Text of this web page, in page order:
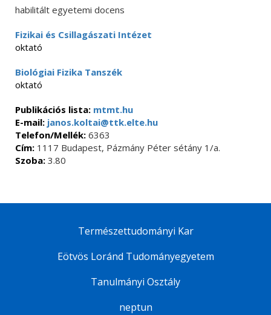
habilitált egyetemi docens
Fizikai és Csillagászati Intézet
oktató
Biológiai Fizika Tanszék
oktató
Publikációs lista: mtmt.hu
E-mail: janos.koltai@ttk.elte.hu
Telefon/Mellék: 6363
Cím: 1117 Budapest, Pázmány Péter sétány 1/a.
Szoba: 3.80
Természettudományi Kar
Eötvös Loránd Tudományegyetem
Tanulmányi Osztály
neptun